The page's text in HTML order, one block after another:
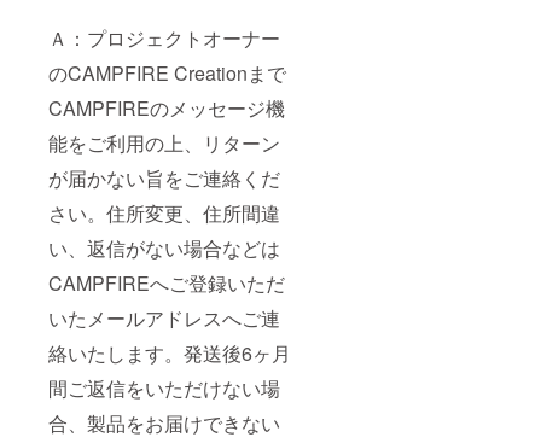
Ａ：プロジェクトオーナー
のCAMPFIRE Creationまで
CAMPFIREのメッセージ機
能をご利用の上、リターン
が届かない旨をご連絡くだ
さい。住所変更、住所間違
い、返信がない場合などは
CAMPFIREへご登録いただ
いたメールアドレスへご連
絡いたします。発送後6ヶ月
間ご返信をいただけない場
合、製品をお届けできない